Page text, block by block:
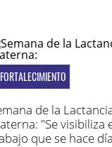
FORTALECIMIENTO
de la
"Se visibiliza
que se hace